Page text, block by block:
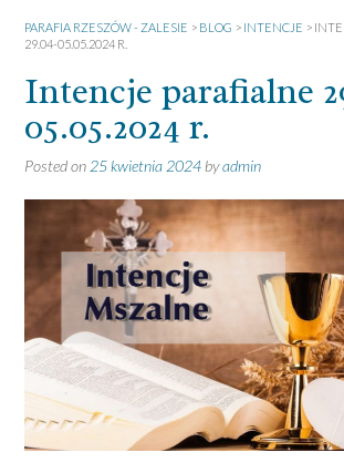
PARAFIA RZESZÓW - ZALESIE > BLOG > INTENCJE >
29.04-05.05.2024 R.
Intencje parafialne
05.05.2024 r.
Posted on 25 kwietnia 2024 byadmin